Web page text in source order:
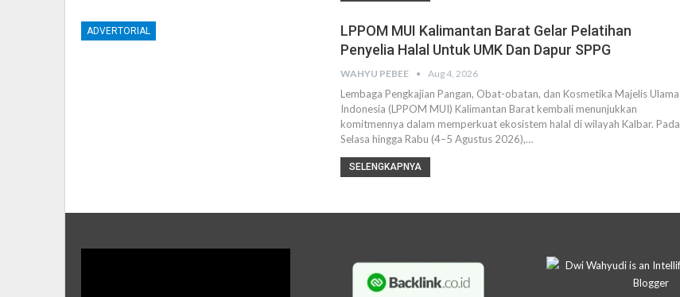
ADVERTORIAL
LPPOM MUI Kalimantan Barat Gelar Pelatihan
Penyelia Halal Untuk UMK Dan Dapur SPPG
WAHYU PEBEE Aug 4, 2026
Lembaga Pengkajian Pangan, Obat-obatan, dan Kosmetika Majelis Ulama
Indonesia (LPPOM MUI) Kalimantan Barat kembali menunjukkan
komitmennya dalam memperkuat ekosistem halal di wilayah Kalbar. Pada
Selasa hingga Rabu (4–5 Agustus 2026),…
SELENGKAPNYA